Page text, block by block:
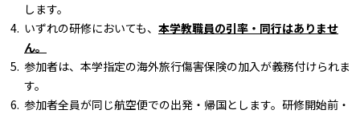
します。
いずれの研修においても、 本学教職員の引率・同行はありませ
ん。
参加者は、本学指定の海外旅行傷害保険の加入が義務付けられま
す。
参加者全員が同じ航空便での出発・帰国とします。研修開始前・